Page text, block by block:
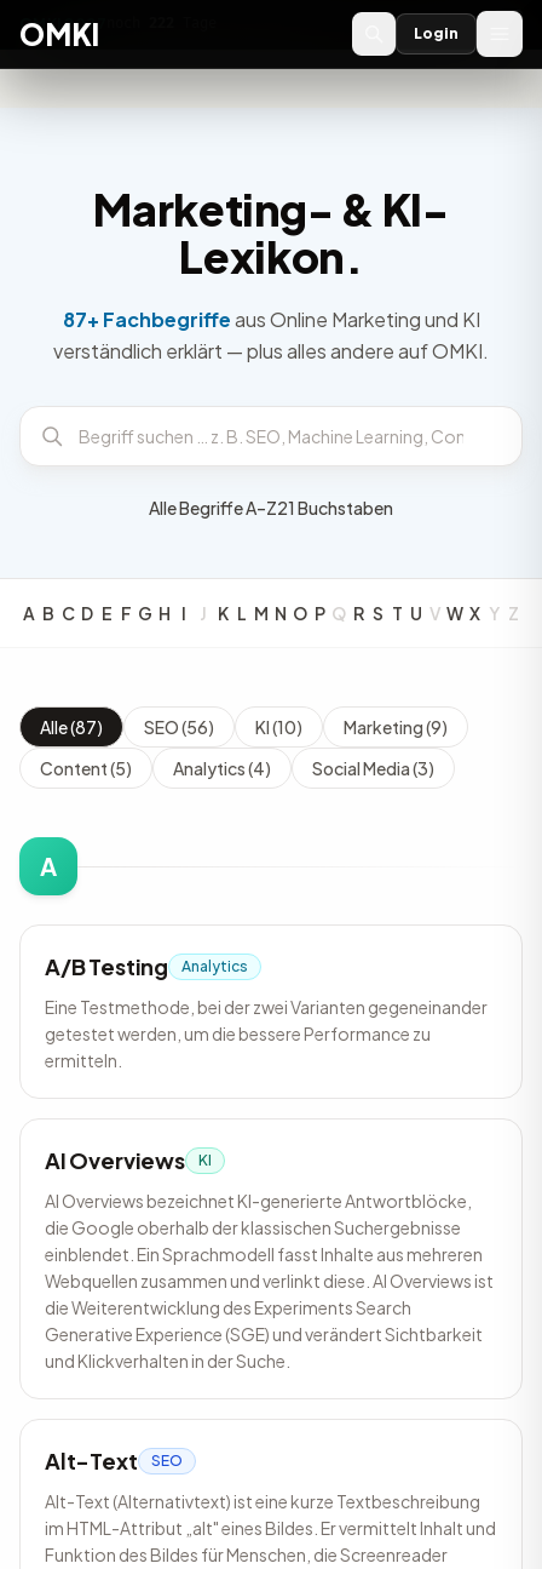
OMKI 2027
OMKI Login
Marketing- & KI-
Lexikon.
87+ Fachbegriffeaus Online Marketing und KI
verständlich erklärt — plus alles andere auf OMKI.
Alle Begriffe A–Z21 Buchstaben
A B C D E F G H I J K L M N O P Q R S T U V W X Y Z
Alle (87) SEO (56) KI (10)
Marketing (9)
Content (5)
Analytics (4) Social Media (3)
A
A/B Testing Analytics
Eine Testmethode, bei der zwei Varianten gegeneinander
getestet werden, um die bessere Performance zu
ermitteln.
AI Overviews KI
AI Overviews bezeichnet KI-generierte Antwortblöcke,
die Google oberhalb der klassischen Suchergebnisse
einblendet. Ein Sprachmodell fasst Inhalte aus mehreren
Webquellen zusammen und verlinkt diese. AI Overviews ist
die Weiterentwicklung des Experiments Search
Generative Experience (SGE) und verändert Sichtbarkeit
und Klickverhalten in der Suche.
Alt-Text SEO
Alt-Text (Alternativtext) ist eine kurze Textbeschreibung
im HTML-Attribut „alt" eines Bildes. Er vermittelt Inhalt und
Funktion des Bildes für Menschen, die Screenreader